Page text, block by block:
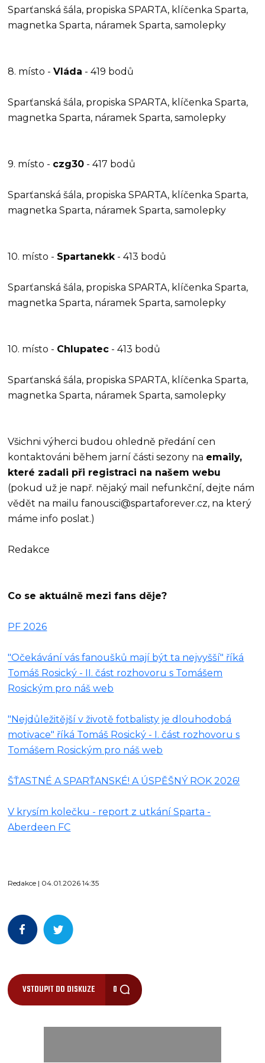
Sparťanská šála, propiska SPARTA, klíčenka Sparta,
magnetka Sparta, náramek Sparta, samolepky
8. místo -Vláda - 419 bodů
Sparťanská šála, propiska SPARTA, klíčenka Sparta,
magnetka Sparta, náramek Sparta, samolepky
9. místo - czg30 - 417 bodů
Sparťanská šála, propiska SPARTA, klíčenka Sparta,
magnetka Sparta, náramek Sparta, samolepky
10. místo - Spartanekk- 413 bodů
Sparťanská šála, propiska SPARTA, klíčenka Sparta,
magnetka Sparta, náramek Sparta, samolepky
10. místo - Chlupatec - 413 bodů
Sparťanská šála, propiska SPARTA, klíčenka Sparta,
magnetka Sparta, náramek Sparta, samolepky
Všichni výherci budou ohledně předání cen
kontaktováni během jarní části sezony na emaily,
které zadali při registraci na našem webu
(pokud už je např. nějaký mail nefunkční, dejte nám
vědět na mailu fanousci@spartaforever.cz, na který
máme info poslat.)
Redakce
Co se aktuálně mezi fans děje?
PF 2026
"Očekávání vás fanoušků mají být ta nejvyšší" říká
Tomáš Rosický - II. část rozhovoru s Tomášem
Rosickým pro náš web
"Nejdůležitější v životě fotbalisty je dlouhodobá
motivace" říká Tomáš Rosický - I. část rozhovoru s
Tomášem Rosickým pro náš web
ŠŤASTNÉ A SPARŤANSKÉ! A ÚSPĚŠNÝ ROK 2026!
V krysím kolečku - report z utkání Sparta -
Aberdeen FC
Redakce | 04.01.2026 14:35
VSTOUPIT DO DISKUZE 0